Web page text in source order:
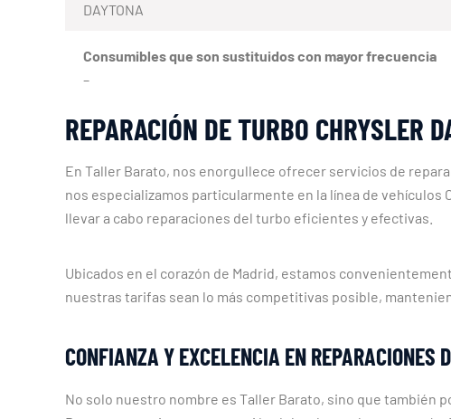
DAYTONA
Consumibles que son sustituidos con mayor frecuencia
–
REPARACIÓN DE TURBO CHRYSLER
En Taller Barato, nos enorgullece ofrecer servicios de
nos especializamos particularmente en la línea de
llevar a cabo reparaciones del turbo eficientes y efectivas.
Ubicados en el corazón de Madrid, estamos
nuestras tarifas sean lo más competitivas posible,
CONFIANZA Y EXCELENCIA EN REPARACIONES
No solo nuestro nombre es Taller Barato, sino que también